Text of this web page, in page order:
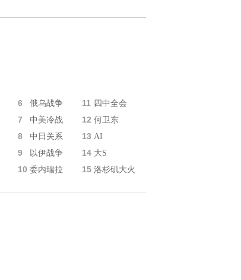
6 俄乌战争 11 四中全会
7 中美冷战 12 何卫东
8 中日关系 13 AI
9 以伊战争 14 大S
10 委内瑞拉 15 洛杉矶大火